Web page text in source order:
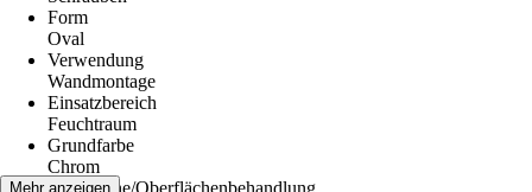
Form
Oval
Verwendung
Wandmontage
Einsatzbereich
Feuchtraum
Grundfarbe
Chrom
Oberfläche/Oberflächenbehandlung
Mehr anzeigen